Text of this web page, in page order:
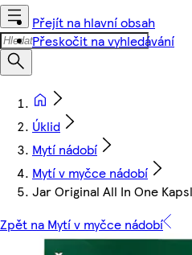
Přejít na hlavní obsah
Přeskočit na vyhledávání
Úklid
Mytí nádobí
Mytí v myčce nádobí
Jar Original All In One
Zpět na Mytí v myčce nádobí